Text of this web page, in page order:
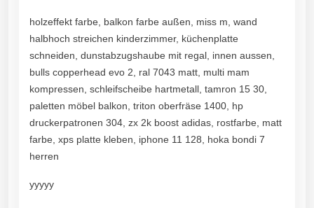
holzeffekt farbe, balkon farbe außen, miss m, wand
halbhoch streichen kinderzimmer, küchenplatte
schneiden, dunstabzugshaube mit regal, innen aussen,
bulls copperhead evo 2, ral 7043 matt, multi mam
kompressen, schleifscheibe hartmetall, tamron 15 30,
paletten möbel balkon, triton oberfräse 1400, hp
druckerpatronen 304, zx 2k boost adidas, rostfarbe, matt
farbe, xps platte kleben, iphone 11 128, hoka bondi 7
herren
yyyyy